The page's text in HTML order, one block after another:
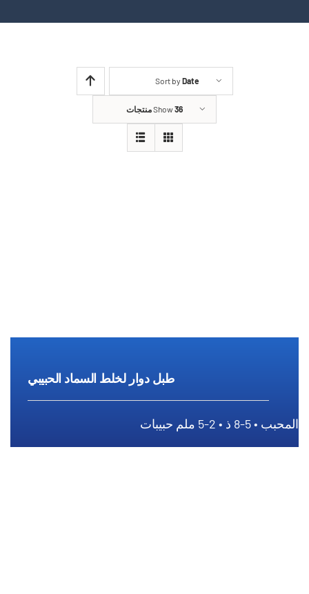
Sort by Date
Show36 منتجات
طبل دوار لخلط السماد الحبيبي
طبل دوار لخلط السماد الحبيبي
المحبب • 5-8 ذ • 2-5 ملم حبيبات